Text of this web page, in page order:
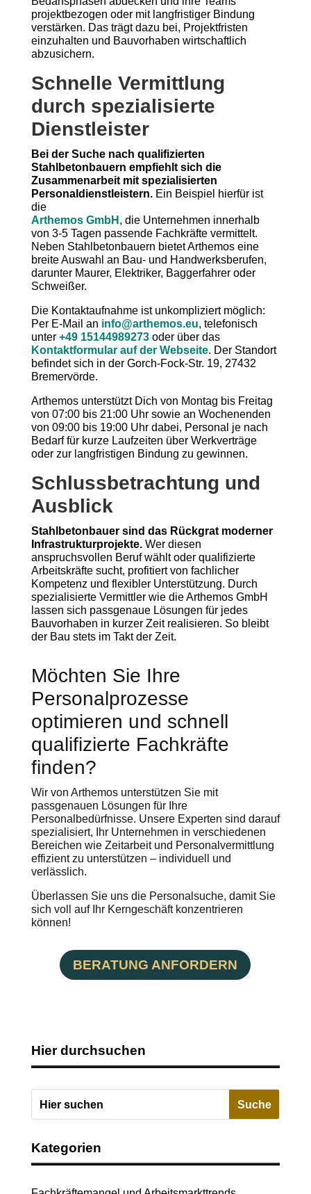
projektbezogen oder mit langfristiger Bindung
verstärken. Das trägt dazu bei, Projektfristen
einzuhalten und Bauvorhaben wirtschaftlich
abzusichern.
Schnelle Vermittlung
durch spezialisierte
Dienstleister
Bei der Suche nach qualifizierten
Stahlbetonbauern empfiehlt sich die
Zusammenarbeit mit spezialisierten
Personaldienstleistern.Ein Beispiel hierfür ist
die
Arthemos GmbH , die Unternehmen innerhalb
von 3-5 Tagen passende Fachkräfte vermittelt.
Neben Stahlbetonbauern bietet Arthemos eine
breite Auswahl an Bau- und Handwerksberufen,
darunter Maurer, Elektriker, Baggerfahrer oder
Schweißer.
Die Kontaktaufnahme ist unkompliziert möglich:
Per E-Mail an info@arthemos.eu, telefonisch
unter +49 15144989273oder über das
Kontaktformular auf der Webseite. Der Standort
befindet sich in der Gorch-Fock-Str. 19, 27432
Bremervörde.
Arthemos unterstützt Dich von Montag bis Freitag
von 07:00 bis 21:00 Uhr sowie an Wochenenden
von 09:00 bis 19:00 Uhr dabei, Personal je nach
Bedarf für kurze Laufzeiten über Werkverträge
oder zur langfristigen Bindung zu gewinnen.
Schlussbetrachtung und
Ausblick
Stahlbetonbauer sind das Rückgrat moderner
Infrastrukturprojekte.Wer diesen
anspruchsvollen Beruf wählt oder qualifizierte
Arbeitskräfte sucht, profitiert von fachlicher
Kompetenz und flexibler Unterstützung. Durch
spezialisierte Vermittler wie die Arthemos GmbH
lassen sich passgenaue Lösungen für jedes
Bauvorhaben in kurzer Zeit realisieren. So bleibt
der Bau stets im Takt der Zeit.
Möchten Sie Ihre
Personalprozesse
optimieren und schnell
qualifizierte Fachkräfte
finden?
Wir von Arthemos unterstützen Sie mit
passgenauen Lösungen für Ihre
Personalbedürfnisse. Unsere Experten sind darauf
spezialisiert, Ihr Unternehmen in verschiedenen
Bereichen wie Zeitarbeit und Personalvermittlung
effizient zu unterstützen – individuell und
verlässlich.
Überlassen Sie uns die Personalsuche, damit Sie
sich voll auf Ihr Kerngeschäft konzentrieren
können!
BERATUNG ANFORDERN
Hier durchsuchen
Kategorien